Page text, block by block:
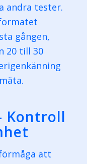
andra tester.
gången,
20 till 30
Kontroll
att